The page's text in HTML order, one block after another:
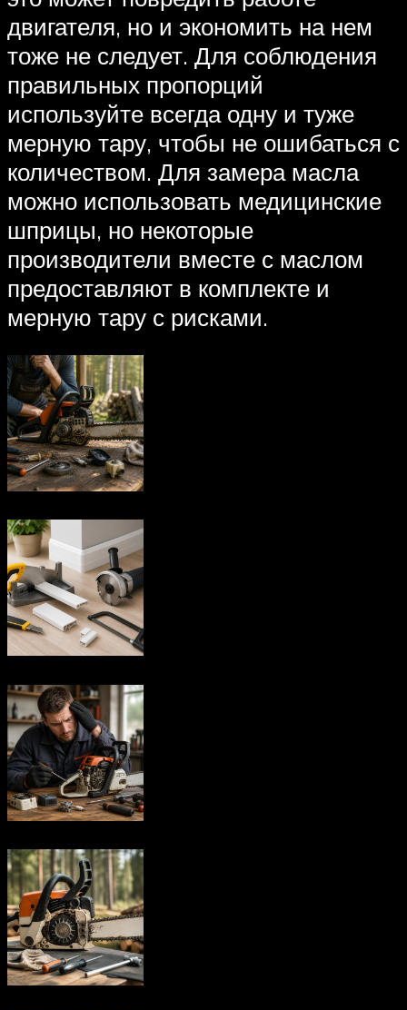
двигателя, но и экономить на нем
тоже не следует. Для соблюдения
правильных пропорций
используйте всегда одну и туже
мерную тару, чтобы не ошибаться с
количеством. Для замера масла
можно использовать медицинские
шприцы, но некоторые
производители вместе с маслом
предоставляют в комплекте и
мерную тару с рисками.